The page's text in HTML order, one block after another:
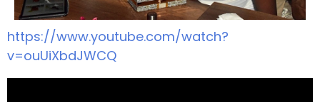
https://www.youtube.com/watch?
v=ouUiXbdJWCQ